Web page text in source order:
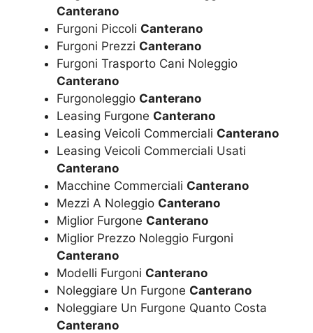
Canterano
Furgoni Piccoli Canterano
Furgoni Prezzi Canterano
Furgoni Trasporto Cani Noleggio
Canterano
Furgonoleggio Canterano
Leasing Furgone Canterano
Leasing Veicoli Commerciali Canterano
Leasing Veicoli Commerciali Usati
Canterano
Macchine Commerciali Canterano
Mezzi A Noleggio Canterano
Miglior Furgone Canterano
Miglior Prezzo Noleggio Furgoni
Canterano
Modelli Furgoni Canterano
Noleggiare Un Furgone Canterano
Noleggiare Un Furgone Quanto Costa
Canterano